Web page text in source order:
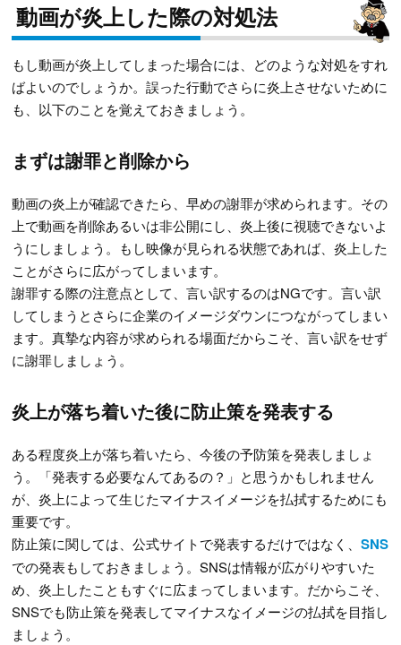
動画が炎上した際の対処法
もし動画が炎上してしまった場合には、どのような対処をすれ
ばよいのでしょうか。誤った行動でさらに炎上させないために
も、以下のことを覚えておきましょう。
まずは謝罪と削除から
動画の炎上が確認できたら、早めの謝罪が求められます。その
上で動画を削除あるいは非公開にし、炎上後に視聴できないよ
うにしましょう。もし映像が見られる状態であれば、炎上した
ことがさらに広がってしまいます。
謝罪する際の注意点として、言い訳するのはNGです。言い訳
してしまうとさらに企業のイメージダウンにつながってしまい
ます。真摯な内容が求められる場面だからこそ、言い訳をせず
に謝罪しましょう。
炎上が落ち着いた後に防止策を発表する
ある程度炎上が落ち着いたら、今後の予防策を発表しましょ
う。「発表する必要なんてあるの？」と思うかもしれません
が、炎上によって生じたマイナスイメージを払拭するためにも
重要です。
防止策に関しては、公式サイトで発表するだけではなく、SNS
での発表もしておきましょう。SNSは情報が広がりやすいた
め、炎上したこともすぐに広まってしまいます。だからこそ、
SNSでも防止策を発表してマイナスなイメージの払拭を目指し
ましょう。